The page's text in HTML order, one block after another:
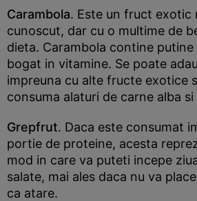
Carambola. Este un fruct exotic
cunoscut, dar cu o multime de
dieta. Carambola contine putine
bogat in vitamine. Se poate
impreuna cu alte fructe exotice
consuma alaturi de carne alba si
Grepfrut. Daca este consumat
portie de proteine, acesta
mod in care va puteti incepe
salate, mai ales daca nu va
ca atare.